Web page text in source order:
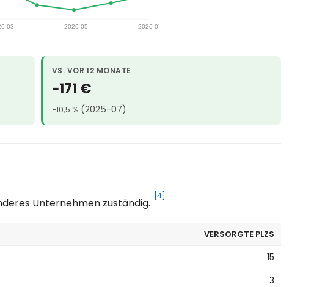
VS. VOR 12 MONATE
−171 €
−10,5 % (2025-07)
Unternehmen zuständig. [4]
VERSORGTE PLZS
15
3